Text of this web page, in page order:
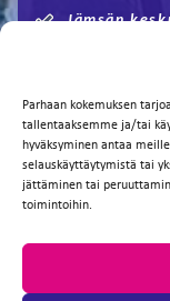
Parhaan kokemuksen
tallentaaksemme ja/tai
hyväksyminen antaa
selauskäyttäytymistä tai
jättäminen tai
toimintoihin.
Jämsän
Päiväkoti